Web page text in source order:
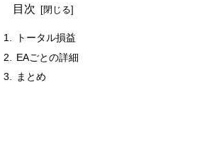
目次
トータル損益
EAごとの詳細
まとめ